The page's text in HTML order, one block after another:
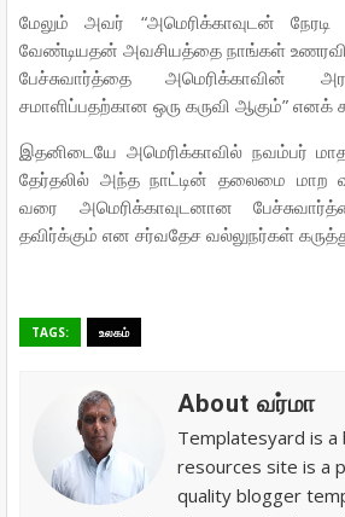
மேலும் அவர் “அமெரிக்காவுடன் நேரடி
வேண்டியதன் அவசியத்தை நாங்கள்
பேச்சுவார்த்தை
அமெரிக்காவின்
சமாளிப்பதற்கான ஒரு கருவி ஆகும்” எனக்
இதனிடையே அமெரிக்காவில் நவம்பர்
தேர்தலில் அந்த நாட்டின் தலைமை மாற
வரை
அமெரிக்காவுடனான
தவிர்க்கும் என சர்வதேச வல்லுநர்கள்
TAGS: உலகம்
About வர்மா
Templatesyard is a
resources site is a
quality blogger